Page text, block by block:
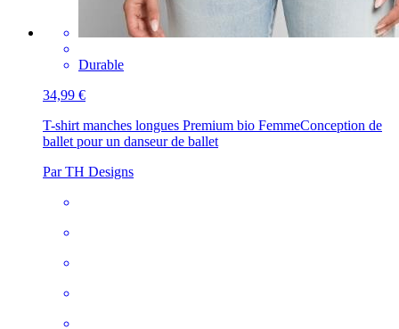
Durable
34,99 €
T-shirt manches longues Premium bio FemmeConception de
ballet pour un danseur de ballet
Par TH Designs